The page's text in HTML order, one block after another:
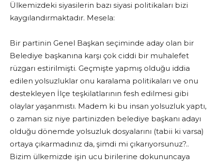
Ülkemizdeki siyasilerin bazı siyasi politikaları bizi
kaygılandırmaktadır. Mesela:
Bir partinin Genel Başkan seçiminde aday olan bir
Belediye başkanına karşı çok ciddi bir muhalefet
rüzgarı estirilmişti. Geçmişte yapmış olduğu iddia
edilen yolsuzluklar onu karalama politikaları ve onu
destekleyen İlçe teşkilatlarının fesh edilmesi gibi
olaylar yaşanmıstı. Madem ki bu insan yolsuzluk yaptı,
o zaman siz niye partinizden belediye başkanı adayı
olduğu dönemde yolsuzluk dosyalarını (tabii ki varsa)
ortaya çıkarmadınız da, şimdi mi çıkarıyorsunuz?..
Bizim ülkemizde işin ucu birilerine dokununcaya